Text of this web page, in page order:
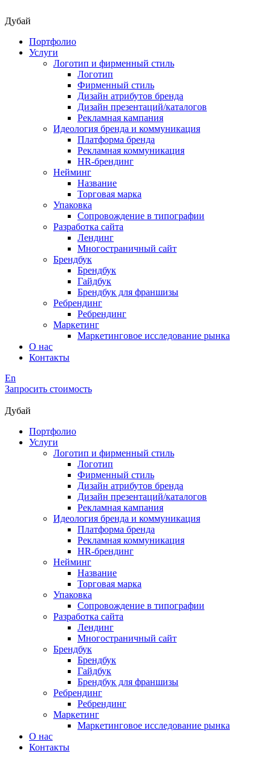
Дубай
Портфолио
Услуги
Логотип и фирменный стиль
Логотип
Фирменный стиль
Дизайн атрибутов бренда
Дизайн презентаций/каталогов
Рекламная кампания
Идеология бренда и коммуникация
Платформа бренда
Рекламная коммуникация
HR-брендинг
Нейминг
Название
Торговая марка
Упаковка
Сопровождение в типографии
Разработка сайта
Лендинг
Многостраничный сайт
Брендбук
Брендбук
Гайдбук
Брендбук для франшизы
Ребрендинг
Ребрендинг
Маркетинг
Маркетинговое исследование рынка
О нас
Контакты
En
Запросить стоимость
Дубай
Портфолио
Услуги
Логотип и фирменный стиль
Логотип
Фирменный стиль
Дизайн атрибутов бренда
Дизайн презентаций/каталогов
Рекламная кампания
Идеология бренда и коммуникация
Платформа бренда
Рекламная коммуникация
HR-брендинг
Нейминг
Название
Торговая марка
Упаковка
Сопровождение в типографии
Разработка сайта
Лендинг
Многостраничный сайт
Брендбук
Брендбук
Гайдбук
Брендбук для франшизы
Ребрендинг
Ребрендинг
Маркетинг
Маркетинговое исследование рынка
О нас
Контакты